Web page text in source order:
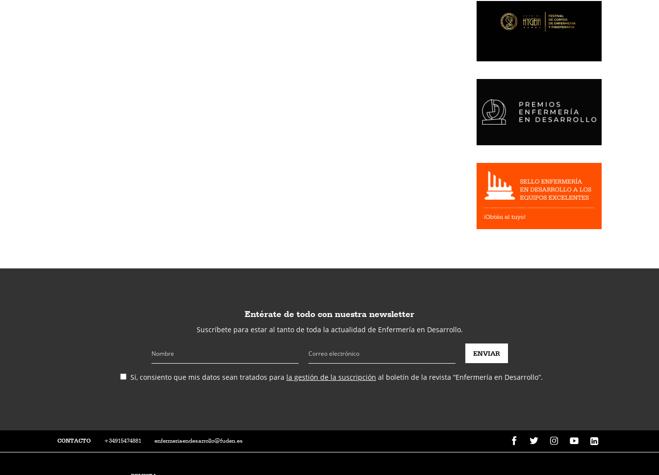
Entérate de todo con nuestra newsletter
Suscríbete para estar al tanto de toda la actualidad de Enfermería en Desarrollo.
Sí, consiento que mis datos sean tratados para la gestión de la suscripción al boletín de la revista “Enfermería en Desarrollo”.
CONTACTO +34915474881 enfermeriaendesarrollo@fuden.es